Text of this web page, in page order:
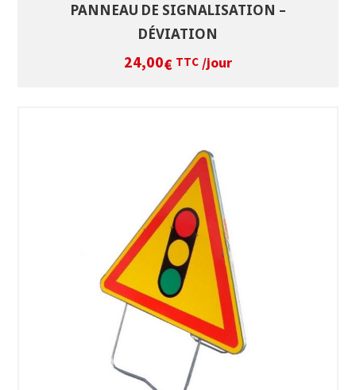
PANNEAU DE SIGNALISATION –
DÉVIATION
24,00€ TTC /jour
SÉLECTIONNEZ LES DATES
VOIR LE PRODUIT